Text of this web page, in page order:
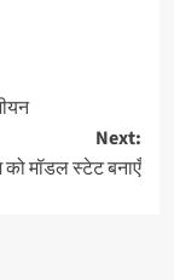
Next:
मॉडल स्टेट बनाएँ